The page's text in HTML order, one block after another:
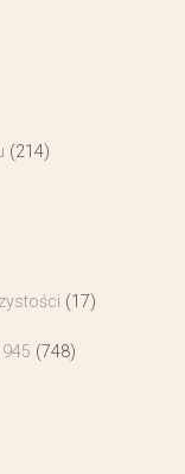
(214)
(17)
(748)